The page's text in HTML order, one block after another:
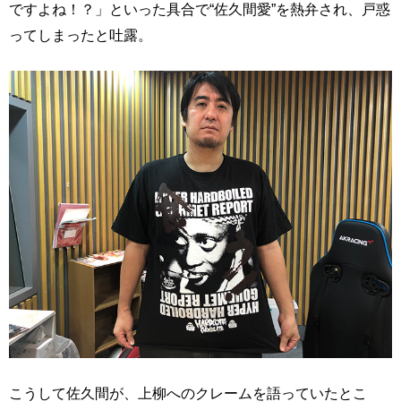
ですよね！？」といった具合で“佐久間愛”を熱弁され、戸惑
ってしまったと吐露。
こうして佐久間が、上柳へのクレームを語っていたとこ